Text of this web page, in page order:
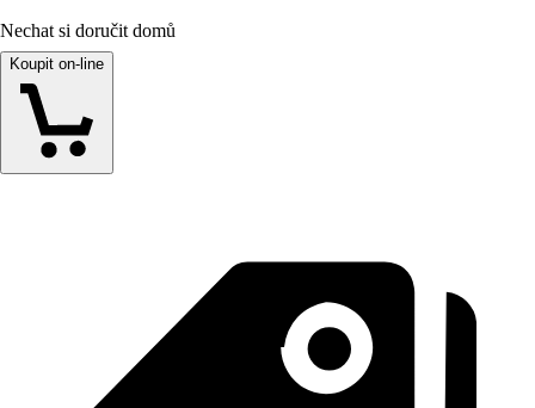
Nechat si doručit domů
Koupit on-line